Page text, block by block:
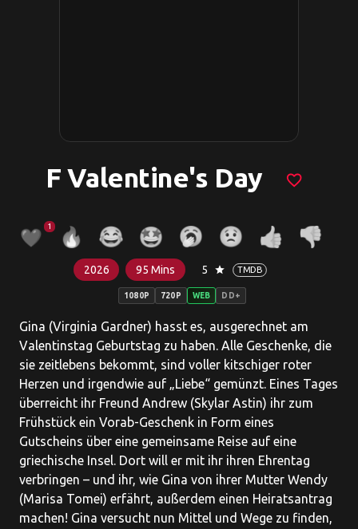
F Valentine's Day favorite_border
1
2026 95 Mins 5 star TMDB
1080P 720P WEB DD+
Gina (Virginia Gardner) hasst es, ausgerechnet am
Valentinstag Geburtstag zu haben. Alle Geschenke, die
sie zeitlebens bekommt, sind voller kitschiger roter
Herzen und irgendwie auf „Liebe“ gemünzt. Eines Tages
überreicht ihr Freund Andrew (Skylar Astin) ihr zum
Frühstück ein Vorab-Geschenk in Form eines
Gutscheins über eine gemeinsame Reise auf eine
griechische Insel. Dort will er mit ihr ihren Ehrentag
verbringen – und ihr, wie Gina von ihrer Mutter Wendy
(Marisa Tomei) erfährt, außerdem einen Heiratsantrag
machen! Gina versucht nun Mittel und Wege zu finden,